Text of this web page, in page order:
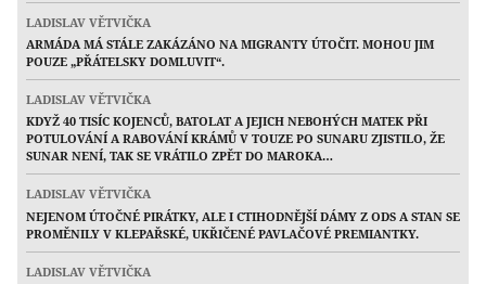
LADISLAV VĚTVIČKA
ARMÁDA MÁ STÁLE ZAKÁZÁNO NA MIGRANTY ÚTOČIT. MOHOU JIM
POUZE „PŘÁTELSKY DOMLUVIT“.
LADISLAV VĚTVIČKA
KDYŽ 40 TISÍC KOJENCŮ, BATOLAT A JEJICH NEBOHÝCH MATEK PŘI
POTULOVÁNÍ A RABOVÁNÍ KRÁMŮ V TOUZE PO SUNARU ZJISTILO, ŽE
SUNAR NENÍ, TAK SE VRÁTILO ZPĚT DO MAROKA…
LADISLAV VĚTVIČKA
NEJENOM ÚTOČNÉ PIRÁTKY, ALE I CTIHODNĚJŠÍ DÁMY Z ODS A STAN SE
PROMĚNILY V KLEPAŘSKÉ, UKŘIČENÉ PAVLAČOVÉ PREMIANTKY.
LADISLAV VĚTVIČKA